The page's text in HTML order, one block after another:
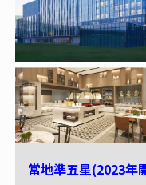
當地準五星(2023年